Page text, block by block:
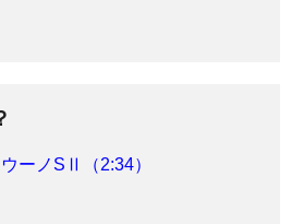
ーノSⅡ（2:34）